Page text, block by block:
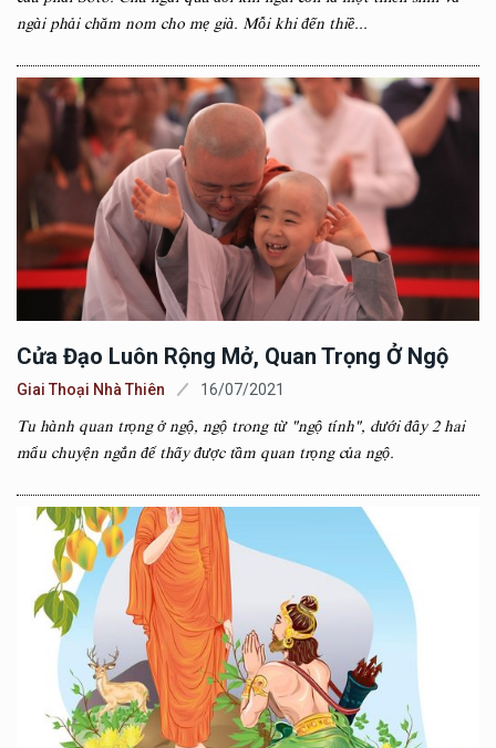
ngài phải chăm nom cho mẹ già. Mỗi khi đến thiề...
Cửa Đạo Luôn Rộng Mở, Quan Trọng Ở Ngộ
Giai Thoại Nhà Thiên 16/07/2021
Tu hành quan trọng ở ngộ, ngộ trong từ "ngộ tính", dưới đây 2 hai
mẩu chuyện ngắn để thấy được tầm quan trọng của ngộ.